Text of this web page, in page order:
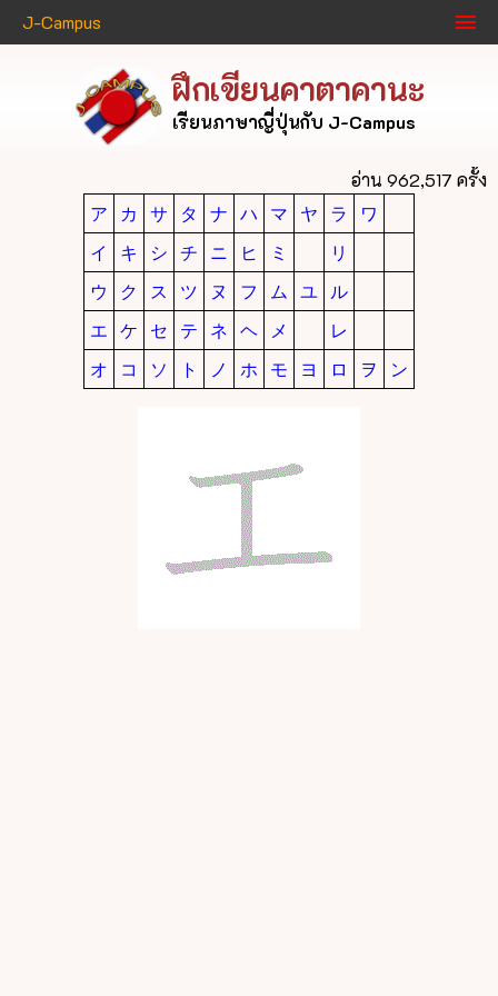
J-Campus
ฝึกเขียนคาตาคานะ
เรียนภาษาญี่ปุ่นกับ J-Campus
อ่าน 962,517 ครั้ง
ア
カ サ タ ナ ハ マ ヤ ラ
ワ
イ
キ シ チ ニ ヒ ミ
リ
ウ
ク ス ツ ヌ フ ム ユ
ル
エ ケ セ テ ネ ヘ メ
レ
オ
コ ソ ト ノ ホ モ ヨ ロ ヲ ン